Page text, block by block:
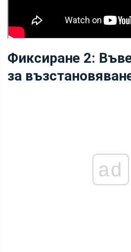
Фиксиране 2:
за
ad